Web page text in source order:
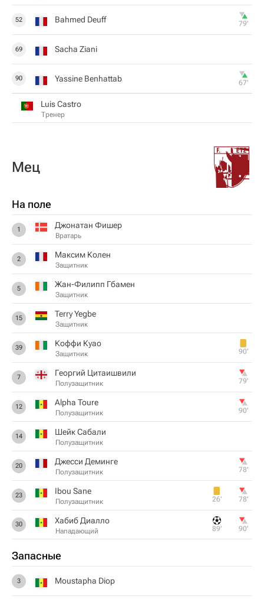
52 Bahmed Deuff 79‎’‎
69 Sacha Ziani
90 Yassine Benhattab 67‎’‎
Luis Castro
Тренер
Мец
На поле
1 Джонатан Фишер
Вратарь
2 Максим Колен
Защитник
5 Жан-Филипп Гбамен
Защитник
15 Terry Yegbe
Защитник
39 Коффи Куао
Защитник 90‎’‎
7 Георгий Цитаишвили
Полузащитник 79‎’‎
12 Alpha Toure
Полузащитник 90‎’‎
14 Шейк Сабали
Полузащитник
20 Джесси Деминге
Полузащитник 78‎’‎
23 Ibou Sane
Полузащитник 26‎’‎ 78‎’‎
30 Хабиб Диалло
Нападающий 89‎’‎ 90‎’‎
Запасные
3 Moustapha Diop